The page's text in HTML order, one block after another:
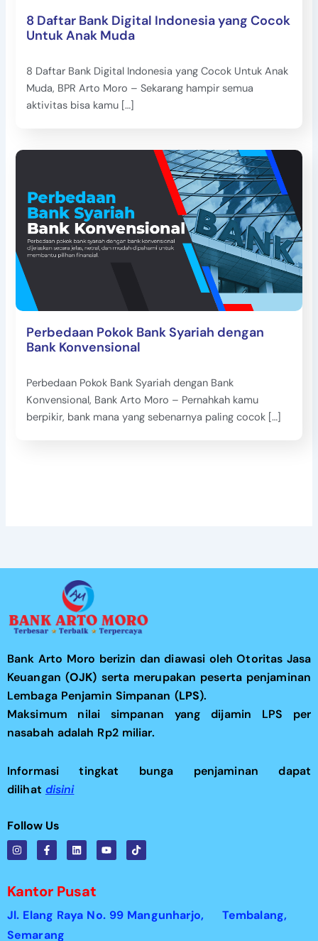
8 Daftar Bank Digital Indonesia yang Cocok
Untuk Anak Muda
8 Daftar Bank Digital Indonesia yang Cocok Untuk Anak
Muda, BPR Arto Moro – Sekarang hampir semua
aktivitas bisa kamu […]
Perbedaan Pokok Bank Syariah dengan
Bank Konvensional
Perbedaan Pokok Bank Syariah dengan Bank
Konvensional, Bank Arto Moro – Pernahkah kamu
berpikir, bank mana yang sebenarnya paling cocok […]
Bank Arto Moro berizin dan diawasi oleh Otoritas Jasa
Keuangan (OJK) serta merupakan peserta penjaminan
Lembaga Penjamin Simpanan (LPS).
Maksimum nilai simpanan yang dijamin LPS per
nasabah adalah Rp2 miliar.
Informasi tingkat bunga penjaminan dapat
dilihat disini
Follow Us
I
n
s
a
g
a
F
a
c
o
k
-
f
L
i
n
d
n
Y
o
u
T
i
k
Kantor Pusat
Jl. Elang Raya No. 99 Mangunharjo, Tembalang,
Semarang